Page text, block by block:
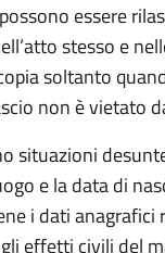
essere
stesso e
soltanto
non è vietato
situazioni
e la data di
i dati anagrafici
effetti civili del